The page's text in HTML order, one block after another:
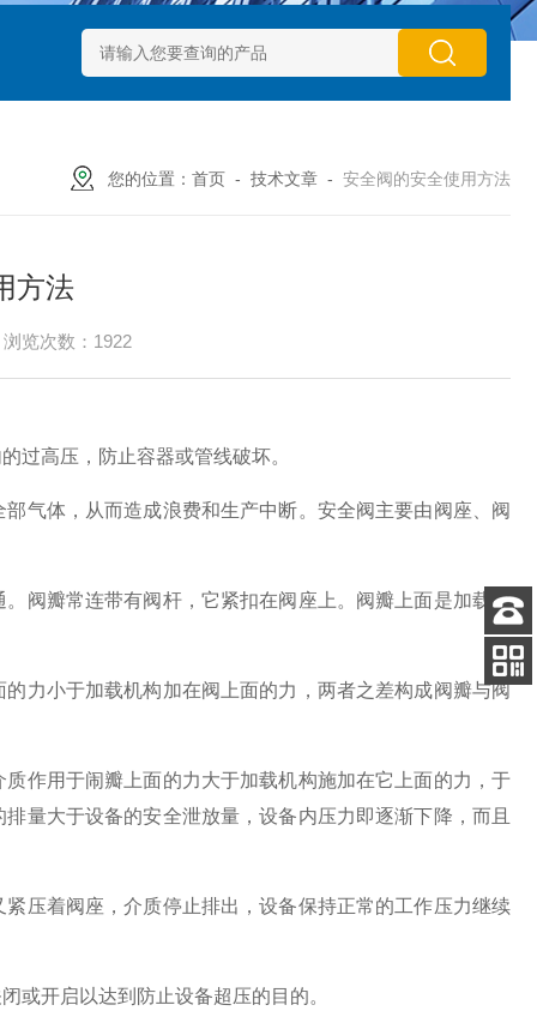
执行器型号GTXB 127_GTXB 160 意大利GT气动执行器
您的位置： 首页 - 技术文章 - 安全阀的安全使用方法
方法
浏览次数：1922
过高压，防止容器或管线破坏。
体，从而造成浪费和生产中断。安全阀主要由阀座、阀
瓣常连带有阀杆，它紧扣在阀座上。阀瓣上面是加载机
小于加载机构加在阀上面的力，两者之差构成阀瓣与阀
作用于闹瓣上面的力大于加载机构施加在它上面的力，于
量大于设备的安全泄放量，设备内压力即逐渐下降，而且
着阀座，介质停止排出，设备保持正常的工作压力继续
或开启以达到防止设备超压的目的。
客服
电话
扫码